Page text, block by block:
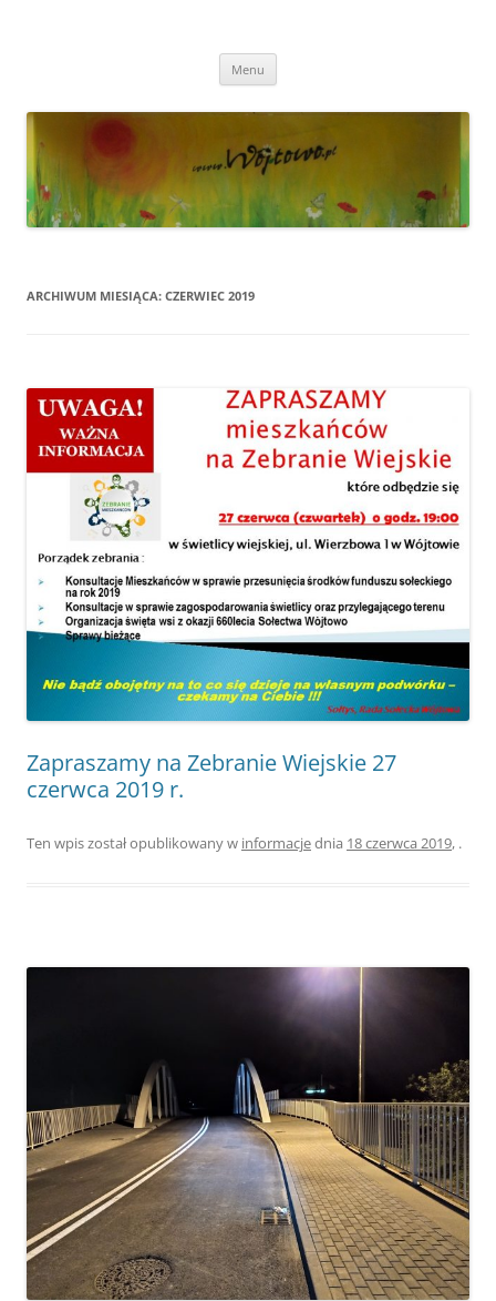
Menu
ARCHIWUM MIESIĄCA: CZERWIEC 2019
Zapraszamy na Zebranie Wiejskie 27
czerwca 2019 r.
Ten wpis został opublikowany w informacjednia 18 czerwca 2019, .